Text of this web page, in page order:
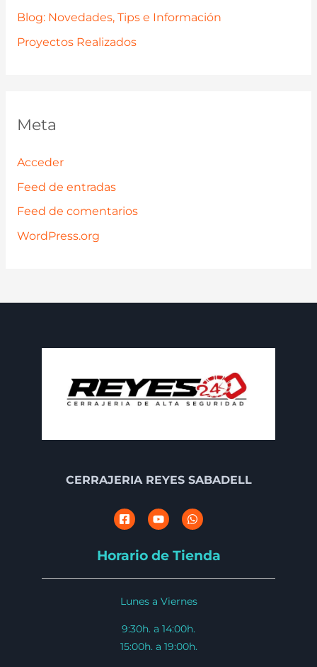
Blog: Novedades, Tips e Información
Proyectos Realizados
Meta
Acceder
Feed de entradas
Feed de comentarios
WordPress.org
CERRAJERIA REYES SABADELL
Horario de Tienda
Lunes a Viernes
9:30h. a 14:00h.
15:00h. a 19:00h.